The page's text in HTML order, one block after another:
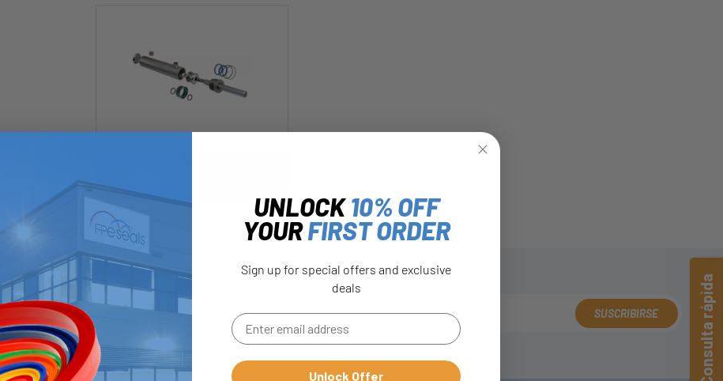
SUSCRIBIRSE Consulta rápida
UNLOCK10% OFF
YOURFIRST ORDER
Sign up for special offers and exclusive
deals
Unlock Offer